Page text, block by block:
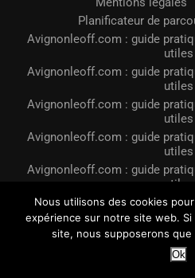
Planificateur de
Avignonleoff.com : guide
utiles
Avignonleoff.com : guide
utiles
Avignonleoff.com : guide
utiles
Avignonleoff.com : guide
utiles
Avignonleoff.com : guide
utiles
Avignonleoff.com : guide
utiles
Avignonleoff.com contact
informations
Nous utilisons des cookies
expérience sur notre site web.
site, nous supposerons
Ok